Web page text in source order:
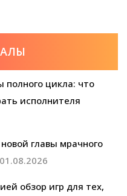
полного цикла: что
исполнителя
главы мрачного
01.08.2026
обзор игр для тех,